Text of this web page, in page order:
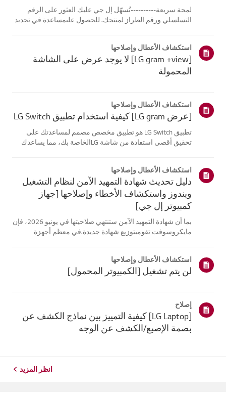
لمحة سريعة----------تُسهّل إل جي عليك العثور على الرقم
التسلسلي ورقم الطراز لمنتجك. للحصول علىمساعدة في تحديد
تختلف الصور أو ا...
استكشاف الأعطال وإصلاحها
[LG gram +view] لا يوجد عرض على الشاشة
المحمولة
استكشاف الأعطال وإصلاحها
[عرض LG gram] كيفية استخدام تطبيق LG Switch
تطبيق LG Switch هو تطبيق مخصص مصمم لمساعدتك على
تحقيق أقصى استفادة من شاشة LGالخاصة بك، مما يساعدك
لك [وضع الحياة] تعيين خلفي...
استكشاف الأعطال وإصلاحها
دليل تحديث شهادة التمهيد الآمن لنظام التشغيل
ويندوز واستكشاف الأخطاء وإصلاحها [جهاز
كمبيوتر إل جي]
بما أن شهادة التمهيد الآمن ستنتهي صلاحيتها في يونيو 2026، فإن
مايكروسوفت تقومبتوزيع شهادة جديدة.في معظم أجهزة
ذلك، إذا فشل ج...
استكشاف الأعطال وإصلاحها
لن يتم تشغيل [الكمبيوتر المحمول]
إصلاح
[LG Laptop] كيفية التمييز بين نماذج الكشف عن
بصمة الإصبع/الكشف عن الوجه
انظر المزيد